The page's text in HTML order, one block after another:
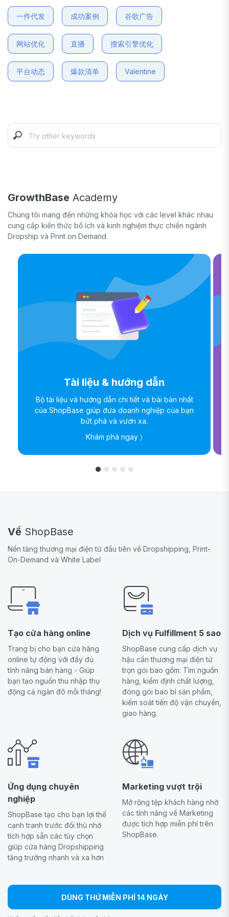
一件代发 成功案例 谷歌广告
网站优化 直播 搜索引擎优化
平台动态 爆款清单 Valentine
GrowthBase Academy
Chúng tôi mang đến những khóa học với các level khác nhau
cung cấp kiến thức bổ ích và kinh nghiệm thực chiến ngành
Dropship và Print on Demand.
Tài liệu & hướng dẫn
Bộ tài liệu và hướng dẫn chi tiết và bài bản nhất
của ShopBase giúp đưa doanh nghiệp của bạn
bứt phá và vươn xa.
Khám phá ngay 〉
Về ShopBase
Nền tảng thương mại điện tử đầu tiên về Dropshipping, Print-
On-Demand và White Label
Tạo cửa hàng online
Trang bị cho bạn cửa hàng
online tự động với đầy đủ
tính năng bán hàng - Giúp
bạn tạo nguồn thu nhập thụ
động cả ngàn đô mỗi tháng!
Dịch vụ Fulfillment 5 sao
ShopBase cung cấp dịch vụ
hậu cần thương mại điện tử
trọn gói bao gồm: Tìm nguồn
hàng, kiểm định chất lượng,
đóng gói bao bì sản phẩm,
kiểm soát tiến độ vận chuyển,
giao hàng.
Ứng dụng chuyên
nghiệp
ShopBase tạo cho bạn lợi thế
cạnh tranh trước đối thủ nhờ
tích hợp sẵn các tùy chọn
giúp cửa hàng Dropshipping
tăng trưởng nhanh và xa hơn
Marketing vượt trội
Mở rộng tệp khách hàng nhờ
các tính năng về Marketing
được tích hợp miễn phí trên
ShopBase.
DÙNG THỬ MIỄN PHÍ 14 NGÀY